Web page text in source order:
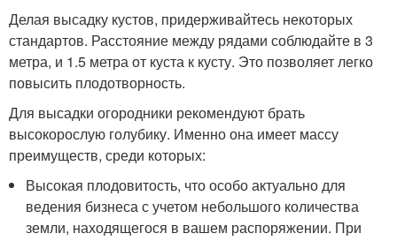
Делая высадку кустов, придерживайтесь некоторых
стандартов. Расстояние между рядами соблюдайте в 3
метра, и 1.5 метра от куста к кусту. Это позволяет легко
повысить плодотворность.
Для высадки огородники рекомендуют брать
высокорослую голубику. Именно она имеет массу
преимуществ, среди которых:
Высокая плодовитость, что особо актуально для
ведения бизнеса с учетом небольшого количества
земли, находящегося в вашем распоряжении. При